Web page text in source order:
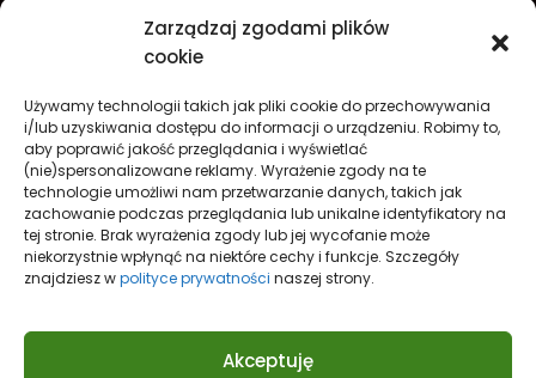
Zarządzaj zgodami plików
cookie
Używamy technologii takich jak pliki cookie do przechowywania
i/lub uzyskiwania dostępu do informacji o urządzeniu. Robimy to,
aby poprawić jakość przeglądania i wyświetlać
(nie)spersonalizowane reklamy. Wyrażenie zgody na te
technologie umożliwi nam przetwarzanie danych, takich jak
zachowanie podczas przeglądania lub unikalne identyfikatory na
tej stronie. Brak wyrażenia zgody lub jej wycofanie może
niekorzystnie wpłynąć na niektóre cechy i funkcje. Szczegóły
znajdziesz wpolityce prywatności naszej strony.
Akceptuję
Wydarzenia w Koszalinie
Sport w Koszalinie
Finanse i inwestycje
Dom i ogród
Turystyka
Lifestyle
O nas
Redakcja
Reklama
Kontakt
Prywatność
Polityka prywatności Cookies (EU)